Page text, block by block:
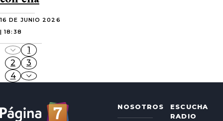
16 DE JUNIO 2026
| 18:38
1
2
3
4
NOSOTROS
ESCUCHA
RADIO